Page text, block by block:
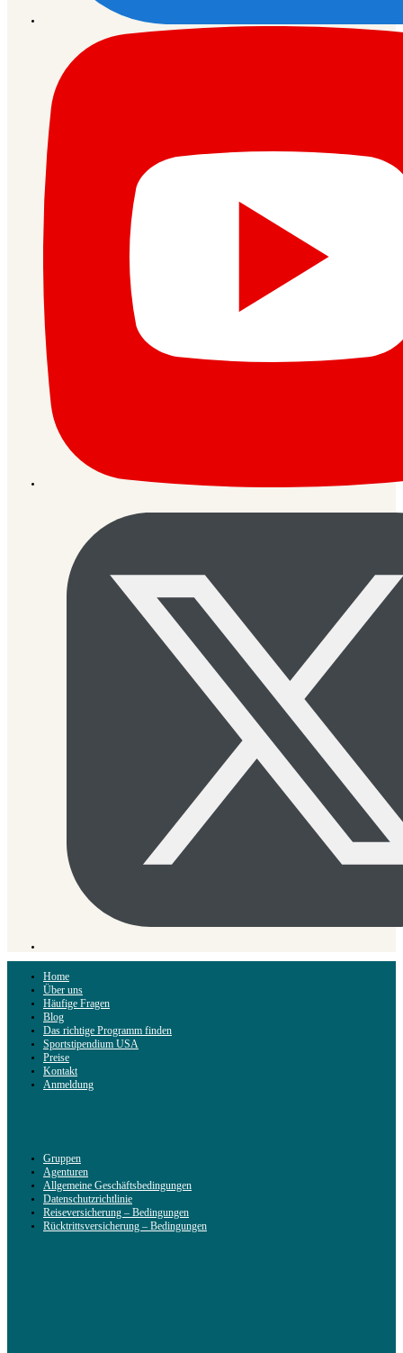
Home
Über uns
Häufige Fragen
Blog
Das richtige Programm finden
Sportstipendium USA
Preise
Kontakt
Anmeldung
Gruppen
Agenturen
Allgemeine Geschäftsbedingungen
Datenschutzrichtlinie
Reiseversicherung – Bedingungen
Rücktrittsversicherung – Bedingungen